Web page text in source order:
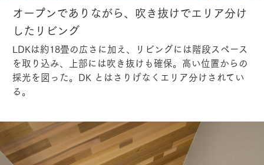
オープンでありながら、吹き抜けでエリア分け
したリビング
LDKは約18畳の広さに加え、リビングには階段スペース
を取り込み、上部には吹き抜けも確保。高い位置からの
採光を図った。DK とはさりげなくエリア分けされてい
る。